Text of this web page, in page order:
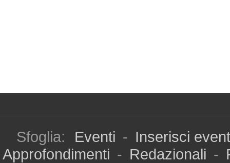
Sfoglia: Eventi - Inserisci
Approfondimenti - Redazionali -